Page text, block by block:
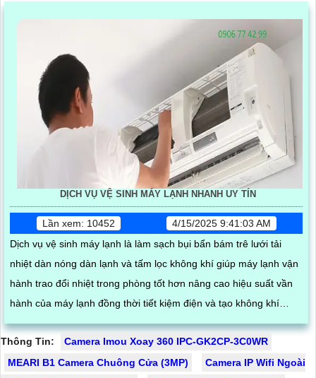
DỊCH VỤ VỆ SINH MÁY LẠNH NHANH UY TÍN
Lần xem: 10452
4/15/2025 9:41:03 AM
Dịch vụ vệ sinh máy lạnh là làm sạch bụi bẩn bám trê lưới tải
nhiệt dàn nóng dàn lạnh và tấm lọc không khí giúp máy lạnh vận
hành trao đổi nhiệt trong phòng tốt hơn nâng cao hiệu suất vần
hành của máy lạnh đồng thời tiết kiệm điện và tạo không khí
trong lành chống mùi hôi
Thông Tin:
Camera Imou Xoay 360 IPC-GK2CP-3C0WR
MEARI B1 Camera Chuông Cửa (3MP)
Camera IP Wifi Ngoài